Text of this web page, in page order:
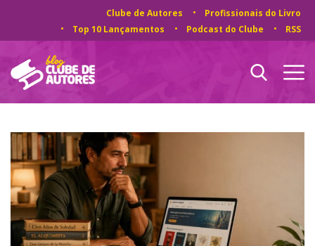
Clube de Autores
Profissionais do Livro
Top 10 Lançamentos
Podcast do Clube RSS